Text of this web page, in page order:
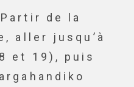
de la
aller jusqu’à
et 19), puis